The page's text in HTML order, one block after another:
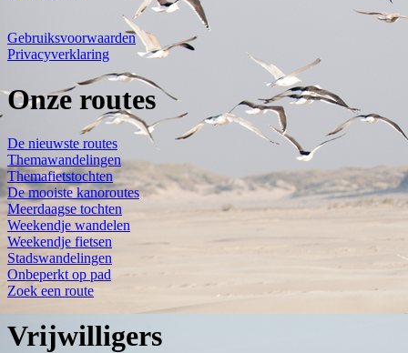
Gebruiksvoorwaarden
Privacyverklaring
Onze routes
De nieuwste routes
Themawandelingen
Themafietstochten
De mooiste kanoroutes
Meerdaagse tochten
Weekendje wandelen
Weekendje fietsen
Stadswandelingen
Onbeperkt op pad
Zoek een route
Vrijwilligers